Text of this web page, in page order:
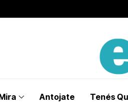
Antojate Tenés